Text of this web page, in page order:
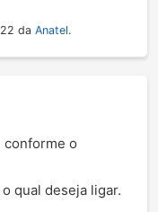
da Anatel.
conforme o
qual deseja ligar.